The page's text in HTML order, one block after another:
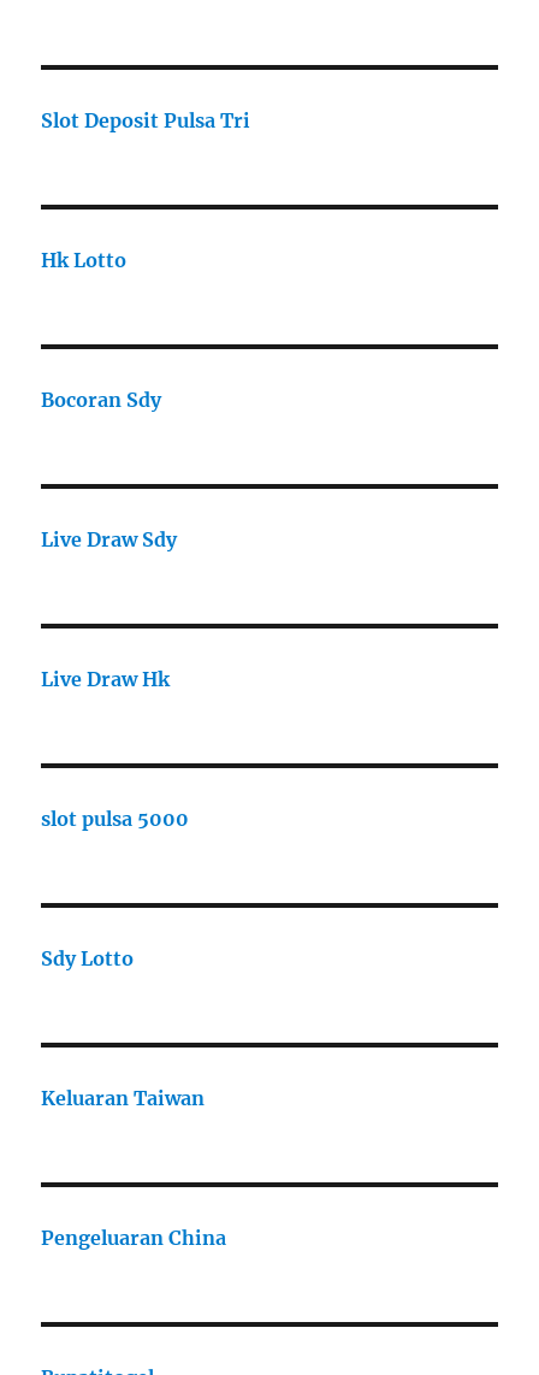
Slot Deposit Pulsa Tri
Hk Lotto
Bocoran Sdy
Live Draw Sdy
Live Draw Hk
slot pulsa 5000
Sdy Lotto
Keluaran Taiwan
Pengeluaran China